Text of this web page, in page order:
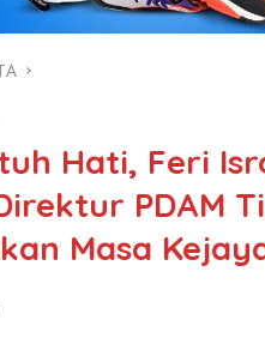
Hati, Feri
PDAM
Masa